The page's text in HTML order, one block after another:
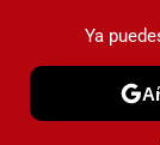
PRUEBASYa